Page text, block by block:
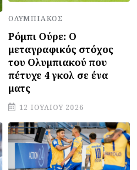
ΟΛΥΜΠΙΑΚΌΣ
Ρόμπι Ούρε: Ο
μεταγραφικός στόχος
του Ολυμπιακού που
πέτυχε 4 γκολ σε ένα
ματς
12 ΙΟΥΛΊΟΥ 2026